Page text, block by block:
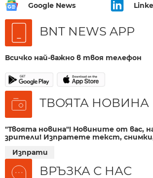
Google News
BNT NEWS APP
Всичко най-важно в твоя телефон
ТВОЯТА НОВИНА
"Твоята новина"! Новините от вас,
зрители! Изпратете текст,
Изпрати
ВРЪЗКА С НАС